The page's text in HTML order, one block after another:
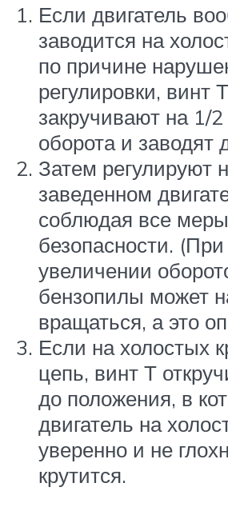
Если двигатель
заводится на
по причине
регулировки, винт Т
закручивают на 1/
оборота и заводят
Затем регулируют
заведенном
соблюдая все меры
безопасности.
увеличении
бензопилы может
вращаться, а это
Если на холостых
цепь, винт Т
до положения, в
двигатель на
уверенно и не
крутится.